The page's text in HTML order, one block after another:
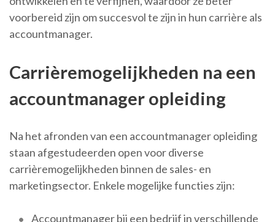
voorbereid zijn om succesvol te zijn in hun carrière als
accountmanager.
Carrièremogelijkheden na een
accountmanager opleiding
Na het afronden van een accountmanager opleiding
staan afgestudeerden open voor diverse
carrièremogelijkheden binnen de sales- en
marketingsector. Enkele mogelijke functies zijn:
Accountmanager bij een bedrijf in verschillende